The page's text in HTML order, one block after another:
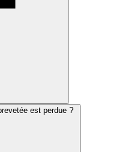
est perdue ?